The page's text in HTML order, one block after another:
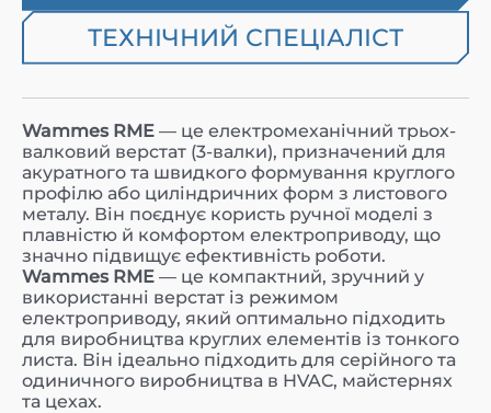
ТЕХНІЧНИЙ СПЕЦІАЛІСТ
Wammes RME — це електромеханічний трьох-
валковий верстат (3-валки), призначений для
акуратного та швидкого формування круглого
профілю або циліндричних форм з листового
металу. Він поєднує користь ручної моделі з
плавністю й комфортом електроприводу, що
значно підвищує ефективність роботи.
Wammes RME — це компактний, зручний у
використанні верстат із режимом
електроприводу, який оптимально підходить
для виробництва круглих елементів із тонкого
листа. Він ідеально підходить для серійного та
одиничного виробництва в HVAC, майстернях
та цехах.